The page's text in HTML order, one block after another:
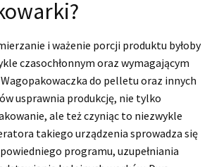
i ważenie porcji produktu byłoby
czasochłonnym oraz wymagającym
Wagopakowaczka do pelletu oraz innych
usprawnia produkcję, nie tylko
ale też czyniąc to niezwykle
takiego urządzenia sprowadza się
programu, uzupełniania